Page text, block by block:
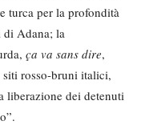
turca per la profondità
Adana; la
ça va sans dire,
rosso-bruni italici,
liberazione dei detenuti